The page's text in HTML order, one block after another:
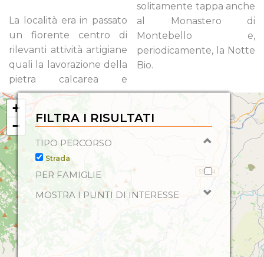
La località era in passato
un fiorente centro di
rilevanti attività artigiane
quali la lavorazione della
pietra calcarea e
solitamente tappa anche
al Monastero di
Montebello e,
periodicamente, la Notte
Bio.
+
−
FILTRA I RISULTATI
TIPO PERCORSO
Strada
PER FAMIGLIE
MOSTRA I PUNTI DI INTERESSE